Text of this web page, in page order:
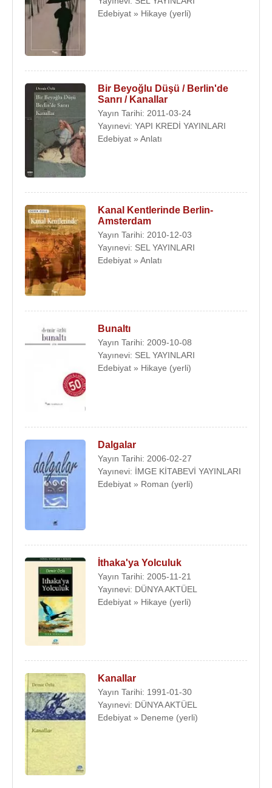
Edebiyat » Hikaye (yerli)
Bir Beyoğlu Düşü / Berlin'de
Sanrı / Kanallar
Yayın Tarihi: 2011-03-24
Yayınevi: YAPI KREDİ YAYINLARI
Edebiyat » Anlatı
Kanal Kentlerinde Berlin-
Amsterdam
Yayın Tarihi: 2010-12-03
Yayınevi: SEL YAYINLARI
Edebiyat » Anlatı
Bunaltı
Yayın Tarihi: 2009-10-08
Yayınevi: SEL YAYINLARI
Edebiyat » Hikaye (yerli)
Dalgalar
Yayın Tarihi: 2006-02-27
Yayınevi: İMGE KİTABEVİ YAYINLARI
Edebiyat » Roman (yerli)
İthaka'ya Yolculuk
Yayın Tarihi: 2005-11-21
Yayınevi: DÜNYA AKTÜEL
Edebiyat » Hikaye (yerli)
Kanallar
Yayın Tarihi: 1991-01-30
Yayınevi: DÜNYA AKTÜEL
Edebiyat » Deneme (yerli)